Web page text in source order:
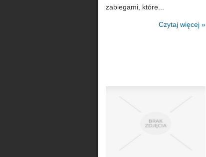
zabiegami, które...
Czytaj więcej »